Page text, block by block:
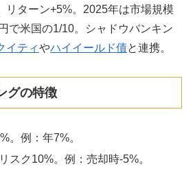
リターン+5%。2025年は市場規模
で米国の1/10。シャドウバンキン
イティやハイイールド債と連携。
グの特徴
。例：年7%。
スク10%。例：売却時-5%。